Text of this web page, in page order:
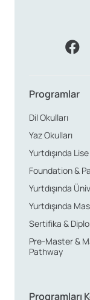
Programlar
Dil Okulları
Yaz Okulları
Yurtdışında
Foundation &
Yurtdışında
Yurtdışında
Sertifika &
Pre-Master &
Pathway
Programları